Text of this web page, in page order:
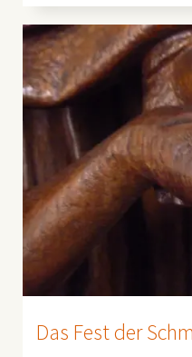
Das Fest der